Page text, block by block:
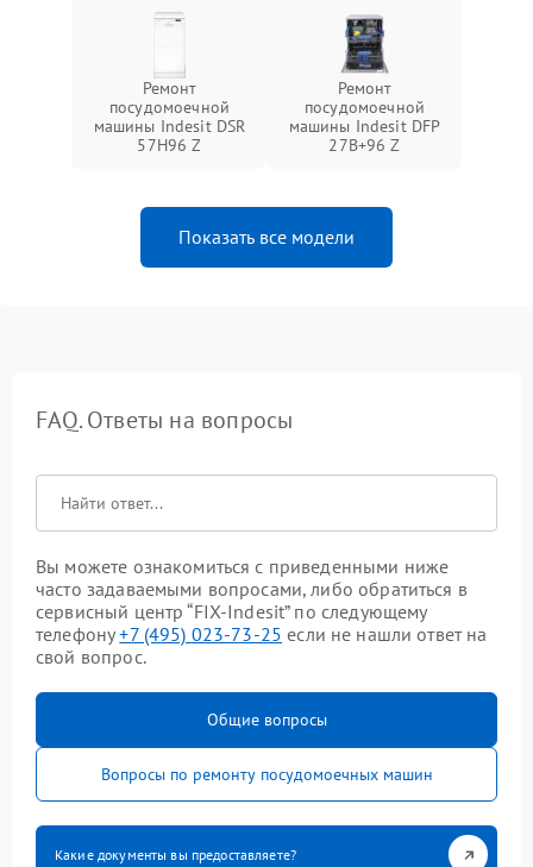
Ремонт
посудомоечной
машины Indesit DSR
57H96 Z
Ремонт
посудомоечной
машины Indesit DFP
27B+96 Z
Показать все модели
FAQ. Ответы на вопросы
Вы можете ознакомиться с приведенными ниже
часто задаваемыми вопросами, либо обратиться в
сервисный центр “FIX-Indesit” по следующему
телефону+7 (495) 023-73-25 если не нашли ответ на
свой вопрос.
Общие вопросы
Вопросы по ремонту посудомоечных машин
Какие документы вы предоставляете?